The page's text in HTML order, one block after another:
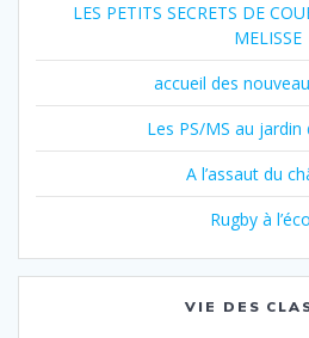
LES PETITS SECRETS DE
MELISSE
accueil des
Les PS/MS au jardin
A l’assaut du
Rugby à
VIE DES